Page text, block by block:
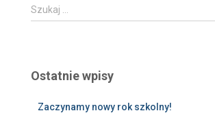
Szukaj …
Ostatnie wpisy
Zaczynamy nowy rok szkolny!